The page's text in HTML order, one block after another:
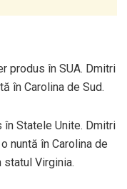
produs în SUA. Dmitri
în Carolina de Sud.
Statele Unite. Dmitri
nuntă în Carolina de
Virginia.